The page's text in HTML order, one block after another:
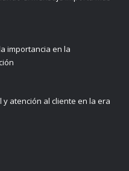
importancia en la
atención al cliente en la era